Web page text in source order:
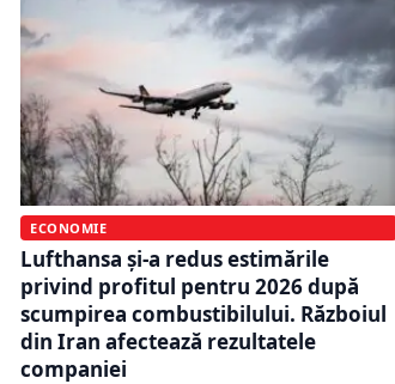
ECONOMIE
Lufthansa și-a redus estimările
privind profitul pentru 2026 după
scumpirea combustibilului. Războiul
din Iran afectează rezultatele
companiei